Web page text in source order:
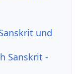
und
Sanskrit -